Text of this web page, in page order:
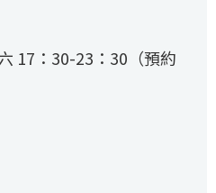
17：30-23：30（預約